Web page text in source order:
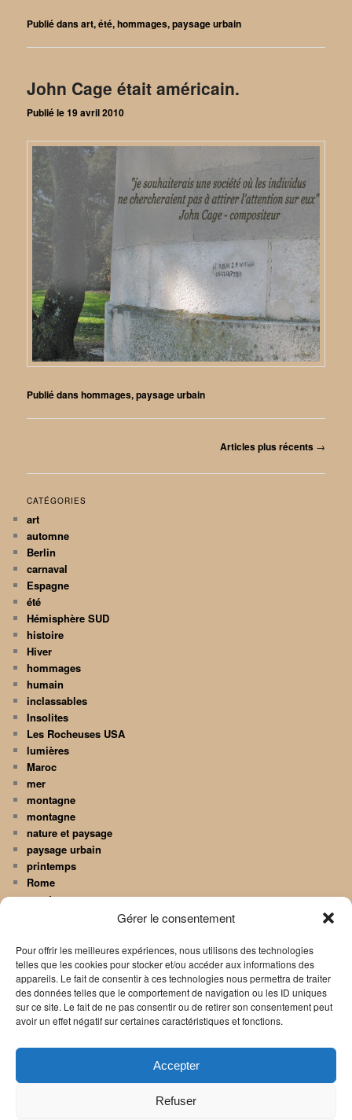
Gérer le consentement
Pour offrir les meilleures expériences, nous utilisons des technologies
telles que les cookies pour stocker et/ou accéder aux informations des
appareils. Le fait de consentir à ces technologies nous permettra de traiter
des données telles que le comportement de navigation ou les ID uniques
sur ce site. Le fait de ne pas consentir ou de retirer son consentement peut
avoir un effet négatif sur certaines caractéristiques et fonctions.
Accepter
Refuser
Publié dansart,été,hommages,paysage urbain
John Cage était américain.
Publié le19 avril 2010
Publié danshommages,paysage urbain
articles
Articles plus récents →
CATÉGORIES
art
automne
Berlin
carnaval
Espagne
été
Hémisphère SUD
histoire
Hiver
hommages
humain
inclassables
Insolites
Les Rocheuses USA
lumières
Maroc
mer
montagne
montagne
nature et paysage
paysage urbain
printemps
Rome
sport
Une image par jour
Venise et sa région
RECEVOIR "UNE IMAGE PAR JOUR"
Your email: